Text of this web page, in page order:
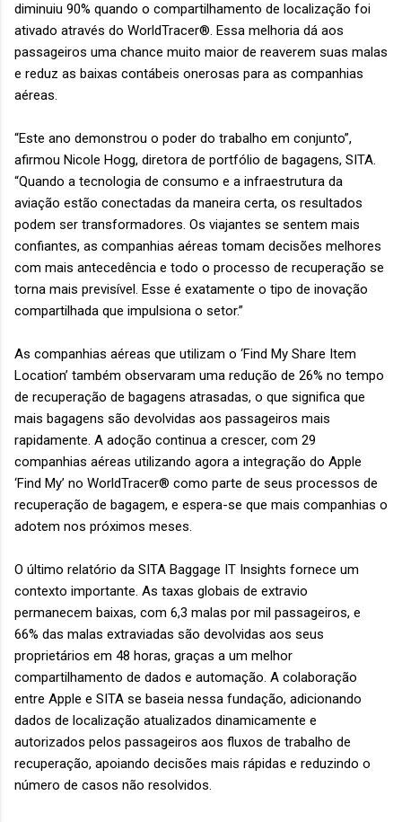
diminuiu 90% quando o compartilhamento de localização foi
ativado através do WorldTracer®. Essa melhoria dá aos
passageiros uma chance muito maior de reaverem suas malas
e reduz as baixas contábeis onerosas para as companhias
aéreas.
“Este ano demonstrou o poder do trabalho em conjunto”,
afirmou Nicole Hogg, diretora de portfólio de bagagens, SITA.
“Quando a tecnologia de consumo e a infraestrutura da
aviação estão conectadas da maneira certa, os resultados
podem ser transformadores. Os viajantes se sentem mais
confiantes, as companhias aéreas tomam decisões melhores
com mais antecedência e todo o processo de recuperação se
torna mais previsível. Esse é exatamente o tipo de inovação
compartilhada que impulsiona o setor.”
As companhias aéreas que utilizam o ‘Find My Share Item
Location’ também observaram uma redução de 26% no tempo
de recuperação de bagagens atrasadas, o que significa que
mais bagagens são devolvidas aos passageiros mais
rapidamente. A adoção continua a crescer, com 29
companhias aéreas utilizando agora a integração do Apple
‘Find My’ no WorldTracer® como parte de seus processos de
recuperação de bagagem, e espera-se que mais companhias o
adotem nos próximos meses.
O último relatório da SITA Baggage IT Insights fornece um
contexto importante. As taxas globais de extravio
permanecem baixas, com 6,3 malas por mil passageiros, e
66% das malas extraviadas são devolvidas aos seus
proprietários em 48 horas, graças a um melhor
compartilhamento de dados e automação. A colaboração
entre Apple e SITA se baseia nessa fundação, adicionando
dados de localização atualizados dinamicamente e
autorizados pelos passageiros aos fluxos de trabalho de
recuperação, apoiando decisões mais rápidas e reduzindo o
número de casos não resolvidos.